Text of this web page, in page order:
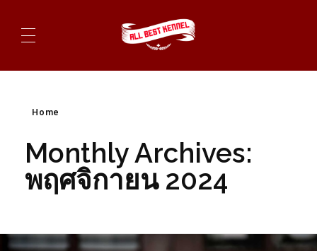
Home
Monthly Archives:
พฤศจิกายน 2024